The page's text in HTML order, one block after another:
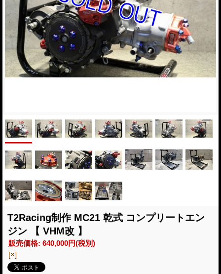
T2Racing制作 MC21 乾式 コンプリートエン
ジン 【 VHM改 】
販売価格: 640,000円(税別)
[×]